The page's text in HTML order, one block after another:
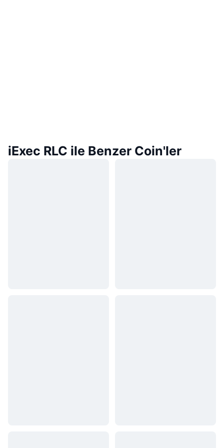
iExec RLC ile Benzer Coin'ler